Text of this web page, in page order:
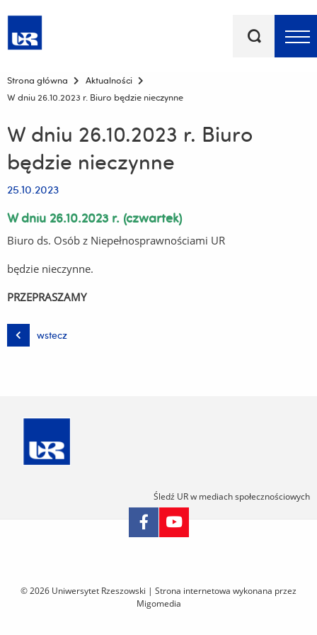
kluczowe
Menu - górna belka
Strona główna
Aktualności
W dniu 26.10.2023 r. Biuro będzie nieczynne
W dniu 26.10.2023 r. Biuro
będzie nieczynne
25.10.2023
W dniu 26.10.2023 r. (czwartek)
Biuro ds. Osób z Niepełnosprawnościami UR
będzie nieczynne.
PRZEPRASZAMY
wstecz
© 2026 Uniwersytet Rzeszowski | Strona internetowa wykonana przez
Migomedia
Śledź UR w mediach społecznościowych
i
przejdź